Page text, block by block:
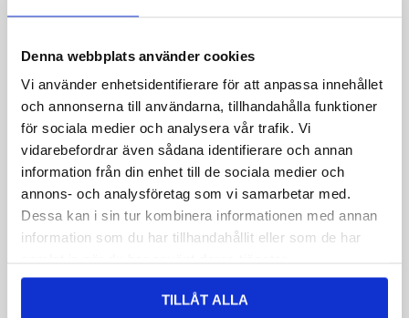
Denna webbplats använder cookies
Vi använder enhetsidentifierare för att anpassa innehållet
och annonserna till användarna, tillhandahålla funktioner
för sociala medier och analysera vår trafik. Vi
vidarebefordrar även sådana identifierare och annan
information från din enhet till de sociala medier och
annons- och analysföretag som vi samarbetar med.
Dessa kan i sin tur kombinera informationen med annan
information som du har tillhandahållit eller som de har
TILLÅT ALLA
Telefon